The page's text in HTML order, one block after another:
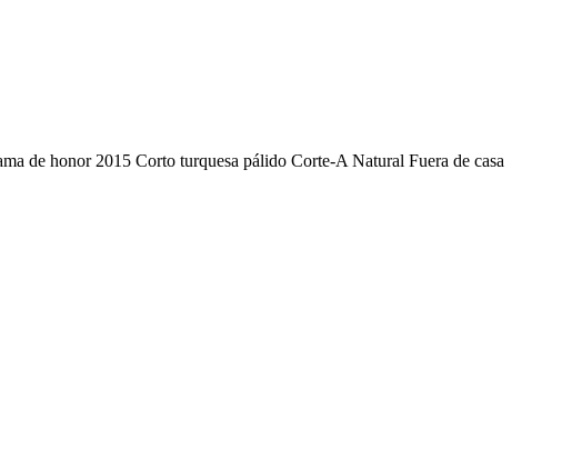
de honor 2015 Corto turquesa pálido Corte-A Natural Fuera de casa